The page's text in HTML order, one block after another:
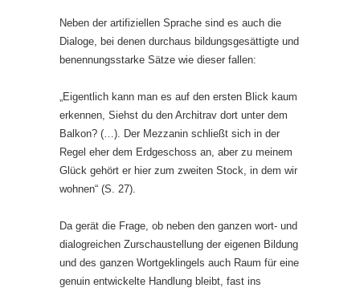
Neben der artifiziellen Sprache sind es auch die
Dialoge, bei denen durchaus bildungsgesättigte und
benennungsstarke Sätze wie dieser fallen:
„Eigentlich kann man es auf den ersten Blick kaum
erkennen, Siehst du den Architrav dort unter dem
Balkon? (…). Der Mezzanin schließt sich in der
Regel eher dem Erdgeschoss an, aber zu meinem
Glück gehört er hier zum zweiten Stock, in dem wir
wohnen“ (S. 27).
Da gerät die Frage, ob neben den ganzen wort- und
dialogreichen Zurschaustellung der eigenen Bildung
und des ganzen Wortgeklingels auch Raum für eine
genuin entwickelte Handlung bleibt, fast ins